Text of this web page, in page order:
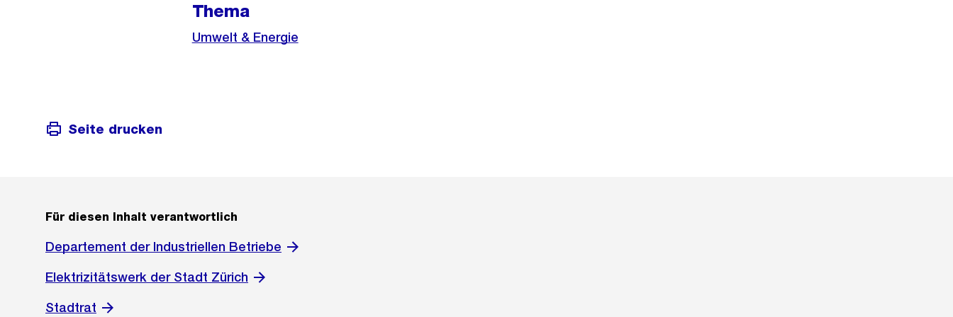
Thema
Umwelt & Energie
Seite drucken
Für diesen Inhalt verantwortlich
Departement der Industriellen Betriebe
Elektrizitätswerk der Stadt Zürich
Stadtrat